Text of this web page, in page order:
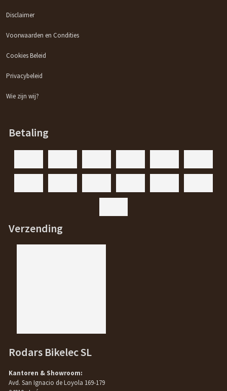
Disclaimer
Voorwaarden en Condities
Cookies Beleid
Privacybeleid
Wie zijn wij?
Betaling
Verzending
Rodars Bikelec SL
Kantoren & Showroom:
Avd. San Ignacio de Loyola 169-179